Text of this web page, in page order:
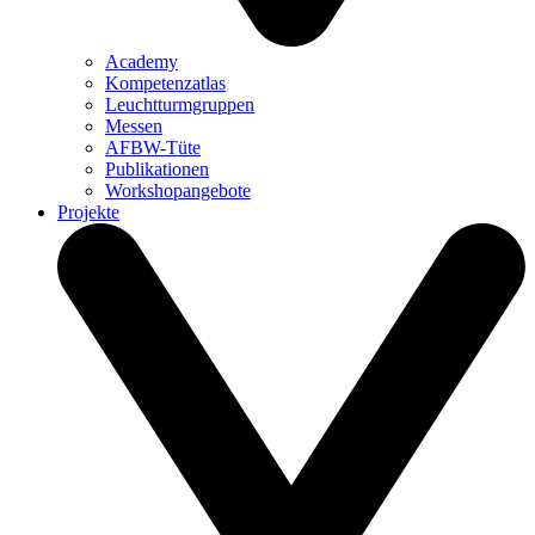
Academy
Kompetenzatlas
Leuchtturm­gruppen
Messen
AFBW-Tüte
Publikationen
Workshopangebote
Projekte